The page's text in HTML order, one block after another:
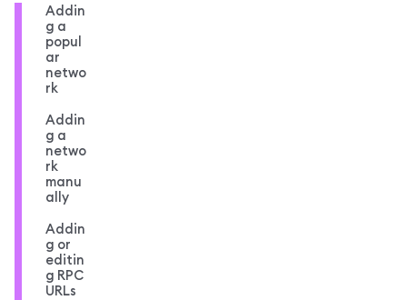
Addin
g a
popul
ar
netwo
rk
Addin
g a
netwo
rk
manu
ally
Addin
g or
editin
g RPC
URLs